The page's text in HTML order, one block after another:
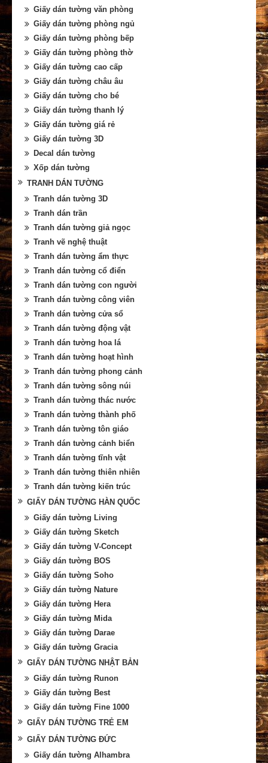
Giấy dán tường văn phòng
Giấy dán tường phòng ngủ
Giấy dán tường phòng bếp
Giấy dán tường phòng thờ
Giấy dán tường cao cấp
Giấy dán tường châu âu
Giấy dán tường cho bé
Giấy dán tường thanh lý
Giấy dán tường giá rẻ
Giấy dán tường 3D
Decal dán tường
Xốp dán tường
TRANH DÁN TƯỜNG
Tranh dán tường 3D
Tranh dán trần
Tranh dán tường giả ngọc
Tranh vẽ nghệ thuật
Tranh dán tường ẩm thực
Tranh dán tường cổ điển
Tranh dán tường con người
Tranh dán tường công viên
Tranh dán tường cửa sổ
Tranh dán tường động vật
Tranh dán tường hoa lá
Tranh dán tường hoạt hình
Tranh dán tường phong cảnh
Tranh dán tường sông núi
Tranh dán tường thác nước
Tranh dán tường thành phố
Tranh dán tường tôn giáo
Tranh dán tường cảnh biển
Tranh dán tường tĩnh vật
Tranh dán tường thiên nhiên
Tranh dán tường kiến trúc
GIẤY DÁN TƯỜNG HÀN QUỐC
Giấy dán tường Living
Giấy dán tường Sketch
Giấy dán tường V-Concept
Giấy dán tường BOS
Giấy dán tường Soho
Giấy dán tường Nature
Giấy dán tường Hera
Giấy dán tường Mida
Giấy dán tường Darae
Giấy dán tường Gracia
GIẤY DÁN TƯỜNG NHẬT BẢN
Giấy dán tường Runon
Giấy dán tường Best
Giấy dán tường Fine 1000
GIẤY DÁN TƯỜNG TRẺ EM
GIẤY DÁN TƯỜNG ĐỨC
Giấy dán tường Alhambra